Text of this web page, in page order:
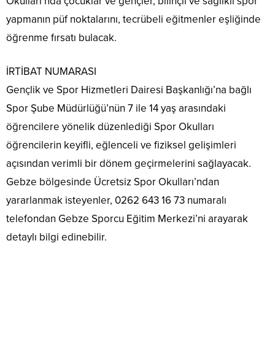
yapmanın püf noktalarını, tecrübeli eğitmenler eşliğinde
öğrenme fırsatı bulacak.
İRTİBAT NUMARASI
Gençlik ve Spor Hizmetleri Dairesi Başkanlığı’na bağlı
Spor Şube Müdürlüğü’nün 7 ile 14 yaş arasındaki
öğrencilere yönelik düzenlediği Spor Okulları
öğrencilerin keyifli, eğlenceli ve fiziksel gelişimleri
açısından verimli bir dönem geçirmelerini sağlayacak.
Gebze bölgesinde Ücretsiz Spor Okulları’ndan
yararlanmak isteyenler, 0262 643 16 73 numaralı
telefondan Gebze Sporcu Eğitim Merkezi’ni arayarak
detaylı bilgi edinebilir.